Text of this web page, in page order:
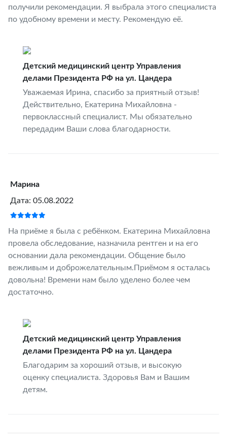
получили рекомендации. Я выбрала этого специалиста
по удобному времени и месту. Рекомендую её.
Детский медицинский центр Управления
делами Президента РФ на ул. Цандера
Уважаемая Ирина, спасибо за приятный отзыв!
Действительно, Екатерина Михайловна -
первоклассный специалист. Мы обязательно
передадим Ваши слова благодарности.
Марина
Дата: 05.08.2022
На приёме я была с ребёнком. Екатерина Михайловна
провела обследование, назначила рентген и на его
основании дала рекомендации. Общение было
вежливым и доброжелательным.Приёмом я осталась
довольна! Времени нам было уделено более чем
достаточно.
Детский медицинский центр Управления
делами Президента РФ на ул. Цандера
Благодарим за хороший отзыв, и высокую
оценку специалиста. Здоровья Вам и Вашим
детям.